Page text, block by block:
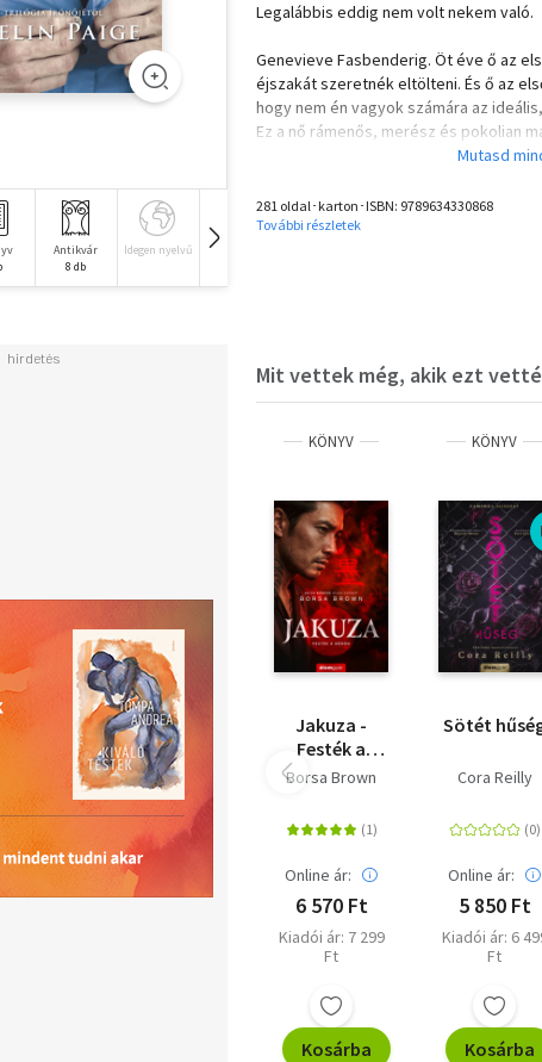
Antikvár
8 db
Idegen nyelvű Hangoskönyv
Legalábbis eddig nem volt nekem való.
Genevieve Fasbenderig. Öt éve ő az
éjszakát szeretnék eltölteni. És ő az
hogy nem én vagyok számára az
Ez a nő rámenős, merész és pokolian
De Genevieve Fasbender még nem
281 oldal･karton･ISBN: 9789634330868
További részletek
Mit vettek még, akik ezt
KÖNYV
Jakuza -
Festék a
bőrön -
kiadás)
Borsa Brown
Online ár:
6 570 Ft
Kiadói ár: 7 299
Ft
Kosárba
KÖNYV
Sötét
Cora Reilly
Online ár:
5 850 Ft
Kiadói ár: 6
Ft
Kosárba